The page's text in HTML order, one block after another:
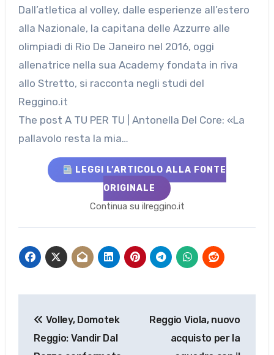
Dall’atletica al volley, dalle esperienze all’estero
alla Nazionale, la capitana delle Azzurre alle
olimpiadi di Rio De Janeiro nel 2016, oggi
allenatrice nella sua Academy fondata in riva
allo Stretto, si racconta negli studi del
Reggino.it
The post A TU PER TU | Antonella Del Core: «La
pallavolo resta la mia…
LEGGI L’ARTICOLO ALLA FONTE
ORIGINALE
Continua su ilreggino.it
articoli
Volley, Domotek
Reggio: Vandir Dal
Reggio Viola, nuovo
acquisto per la